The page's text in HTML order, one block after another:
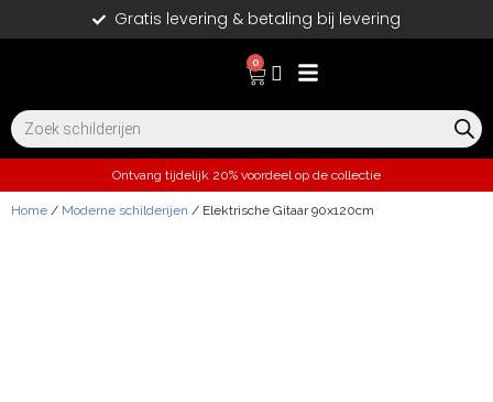
Gratis levering & betaling bij levering
0
Ontvang tijdelijk 20% voordeel op de collectie
Home / Moderne schilderijen / Elektrische Gitaar 90x120cm